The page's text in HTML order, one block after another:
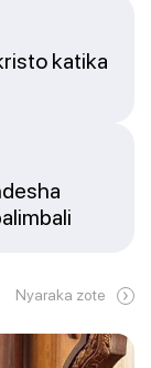
katika
Nyaraka zote